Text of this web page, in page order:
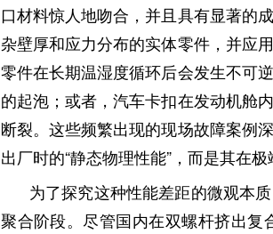
口材料惊人地吻合，并且具有显著的
杂壁厚和应力分布的实体零件，并应
零件在长期温湿度循环后会发生不可
的起泡；或者，汽车卡扣在发动机舱
断裂。这些频繁出现的现场故障案例
出厂时的“静态物理性能”，而是其在
为了探究这种性能差距的微观本
聚合阶段。尽管国内在双螺杆挤出